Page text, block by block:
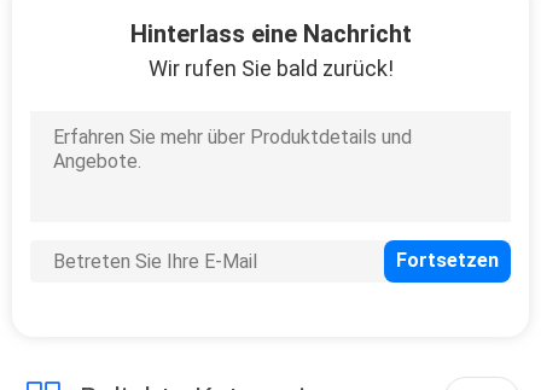
Spülbecken
Hinterlass eine Nachricht
Wir rufen Sie bald zurück!